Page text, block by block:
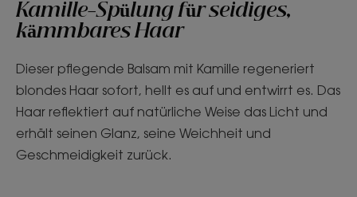
Kamille-Spülung für seidiges,
kämmbares Haar
Dieser pflegende Balsam mit Kamille regeneriert
blondes Haar sofort, hellt es auf und entwirrt es. Das
Haar reflektiert auf natürliche Weise das Licht und
erhält seinen Glanz, seine Weichheit und
Geschmeidigkeit zurück.